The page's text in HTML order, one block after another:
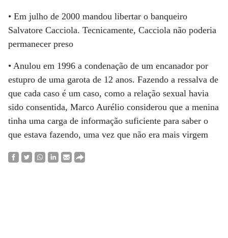
• Em julho de 2000 mandou libertar o banqueiro
Salvatore Cacciola. Tecnicamente, Cacciola não poderia
permanecer preso
• Anulou em 1996 a condenação de um encanador por
estupro de uma garota de 12 anos. Fazendo a ressalva de
que cada caso é um caso, como a relação sexual havia
sido consentida, Marco Aurélio considerou que a menina
tinha uma carga de informação suficiente para saber o
que estava fazendo, uma vez que não era mais virgem